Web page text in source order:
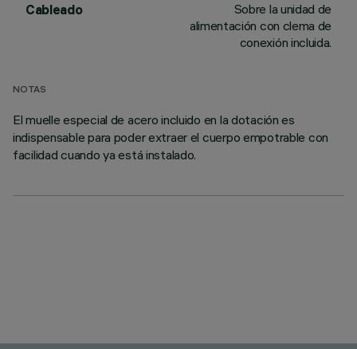
Cableado
Sobre la unidad de
alimentación con clema de
conexión incluida.
NOTAS
El muelle especial de acero incluido en la dotación es
indispensable para poder extraer el cuerpo empotrable con
facilidad cuando ya está instalado.